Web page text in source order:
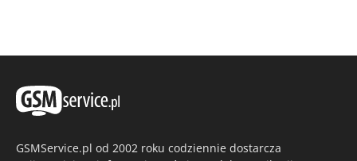
GSMService.pl od 2002 roku codziennie dostarcza